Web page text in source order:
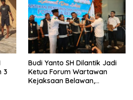
3
Budi Yanto SH Dilantik Jadi
Ketua Forum Wartawan
Kejaksaan Belawan,